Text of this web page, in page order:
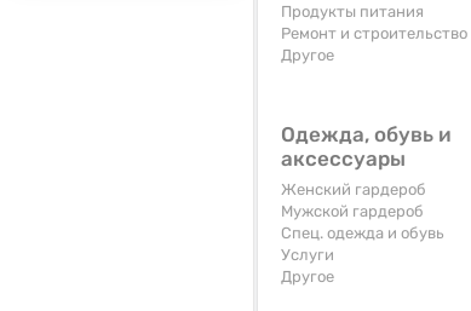
Продукты питания
Ремонт и строительство
Другое
Одежда, обувь и
аксессуары
Женский гардероб
Мужской гардероб
Спец. одежда и обувь
Услуги
Другое